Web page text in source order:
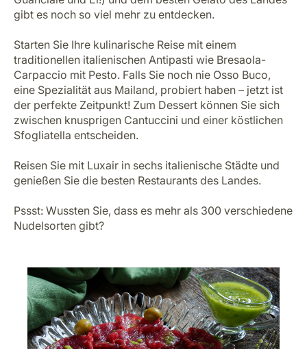
gibt es noch so viel mehr zu entdecken.
Starten Sie Ihre kulinarische Reise mit einem
traditionellen italienischen Antipasti wie Bresaola-
Carpaccio mit Pesto. Falls Sie noch nie Osso Buco,
eine Spezialität aus Mailand, probiert haben – jetzt ist
der perfekte Zeitpunkt! Zum Dessert können Sie sich
zwischen knusprigen Cantuccini und einer köstlichen
Sfogliatella entscheiden.
Reisen Sie mit Luxair in sechs italienische Städte und
genießen Sie die besten Restaurants des Landes.
Pssst: Wussten Sie, dass es mehr als 300 verschiedene
Nudelsorten gibt?